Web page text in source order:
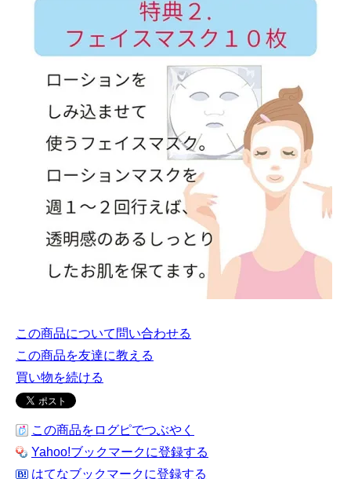
この商品について問い合わせる
この商品を友達に教える
買い物を続ける
この商品をログピでつぶやく
Yahoo!ブックマークに登録する
はてなブックマークに登録する